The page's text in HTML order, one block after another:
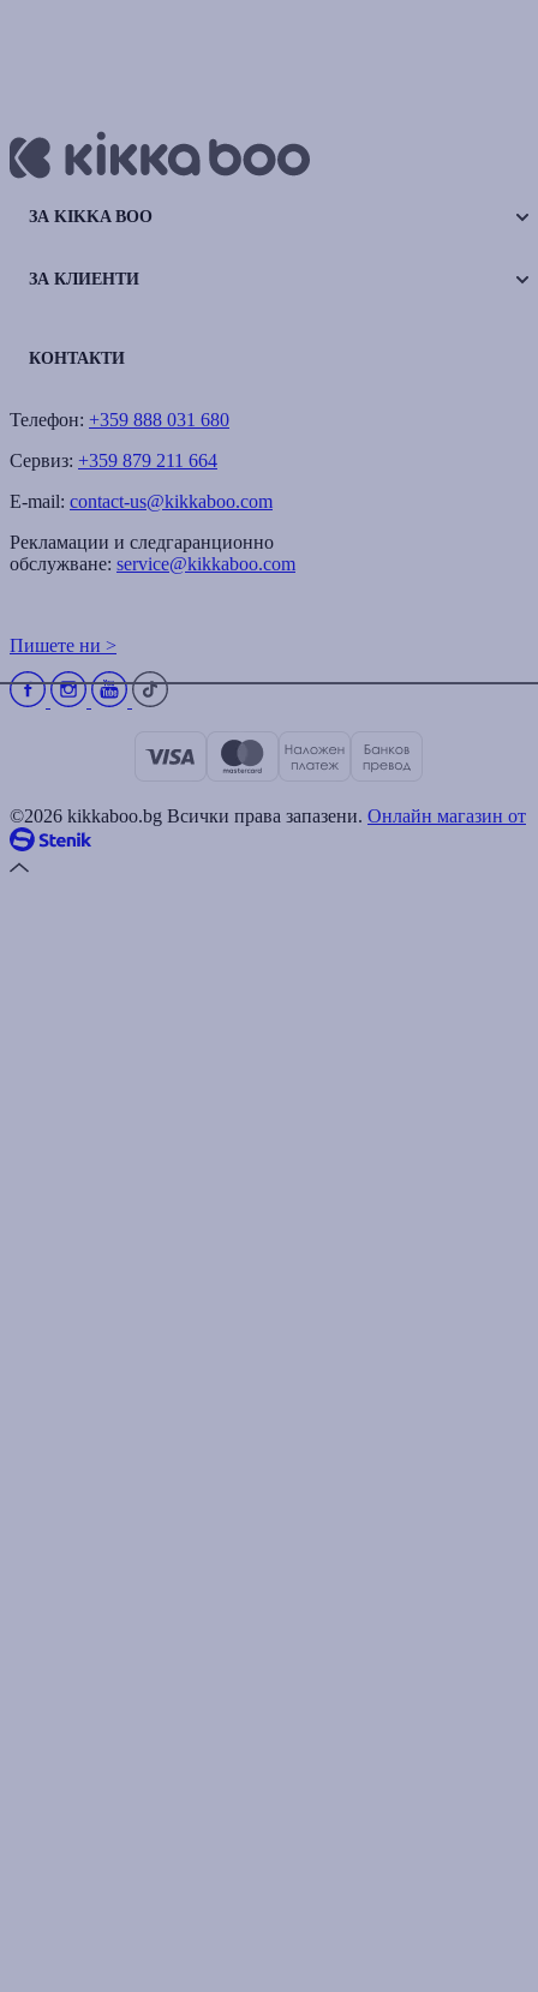
ЗА KIKKA BOO
ЗА КЛИЕНТИ
КОНТАКТИ
Телефон: +359 888 031 680
Сервиз: +359 879 211 664
E-mail: contact-us@kikkaboo.com
Рекламации и следгаранционно
обслужване: service@kikkaboo.com
Пишете ни >
©2026 kikkaboo.bg Всички права запазени. Онлайн магазин от